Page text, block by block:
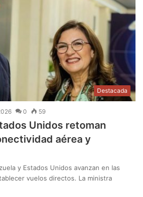
Destacada
0 59
Unidos retoman
aérea y
y Estados Unidos avanzan en las
vuelos directos. La ministra